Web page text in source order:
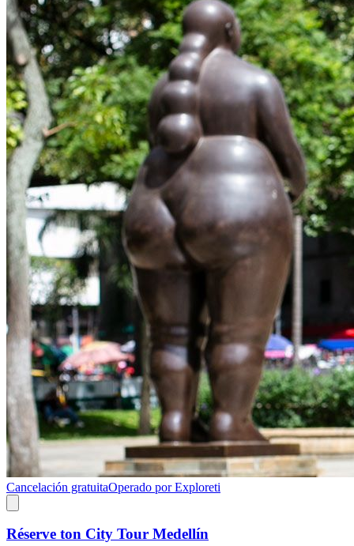
Cancelación gratuitaOperado por Exploreti
Réserve ton City Tour Medellín